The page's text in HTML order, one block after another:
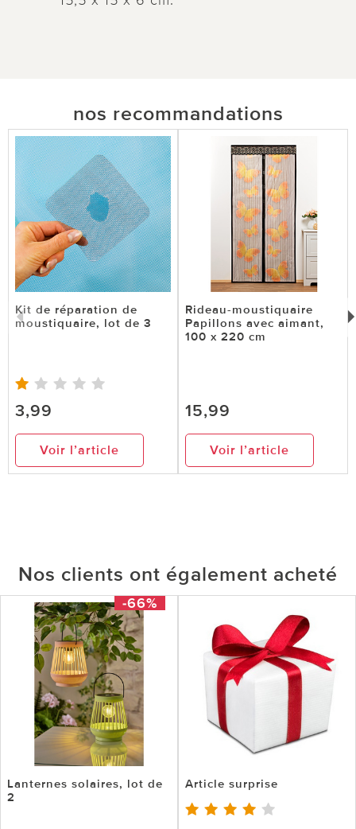
nos recommandations
Kit de réparation de
moustiquaire, lot de 3
3,99
Voir l’article
Rideau-moustiquaire
Papillons avec aimant,
100 x 220 cm
15,99
Voir l’article
Nos clients ont également acheté
-66%
Lanternes solaires, lot de
2
Article surprise